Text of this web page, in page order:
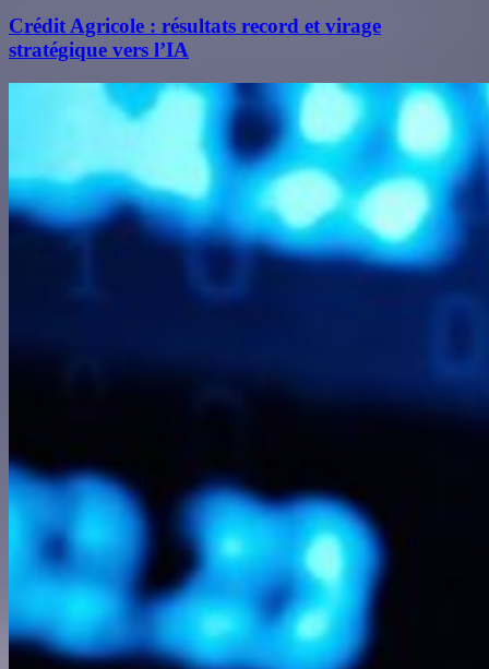
Crédit Agricole : résultats record et virage
stratégique vers l’IA